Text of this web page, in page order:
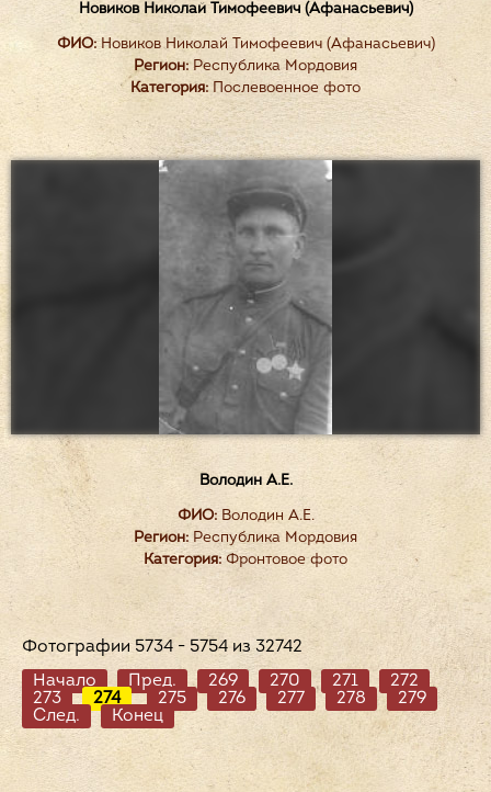
Новиков Николай Тимофеевич (Афанасьевич)
ФИО:Новиков Николай Тимофеевич (Афанасьевич)
Регион:Республика Мордовия
Категория: Послевоенное фото
Володин А.Е.
ФИО:Володин А.Е.
Регион: Республика Мордовия
Категория:Фронтовое фото
Фотографии 5734 - 5754 из 32742
Начало
Пред. 269 270 271
272
273
274 275 276 277 278
279
След.
Конец